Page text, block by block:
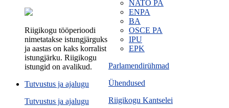
NATO PA
ENPA
BA
OSCE PA
IPU
EPK
Parlamendirühmad
Ühendused
Riigikogu Kantselei
Riigikogu tööperioodi
nimetatakse istungjärguks
ja aastas on kaks korralist
istungjärku. Riigikogu
istungid on avalikud.
Tutvustus ja ajalugu
Tutvustus ja ajalugu